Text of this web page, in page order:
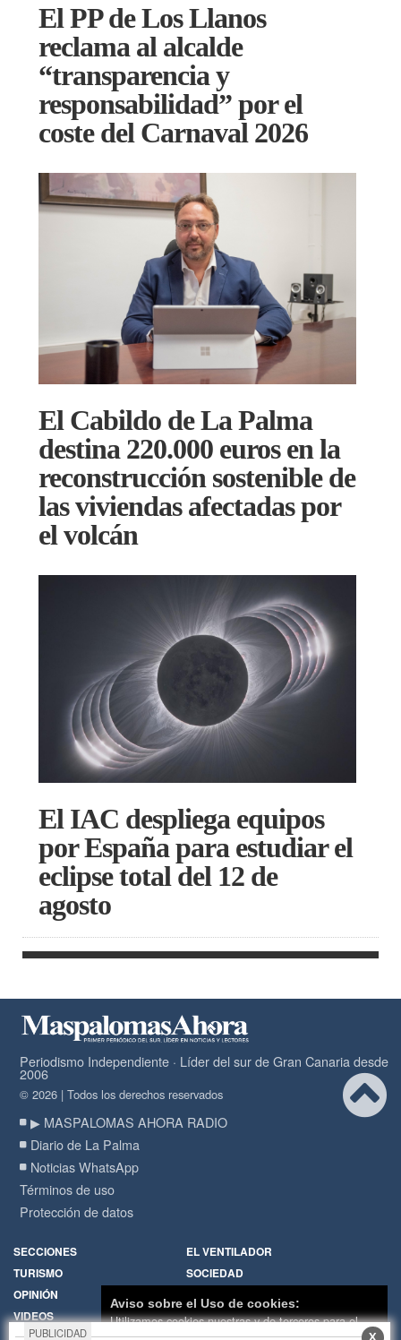
El PP de Los Llanos
reclama al alcalde
“transparencia y
responsabilidad” por el
coste del Carnaval 2026
El Cabildo de La Palma
destina 220.000 euros en la
reconstrucción sostenible de
las viviendas afectadas por
el volcán
El IAC despliega equipos
por España para estudiar el
eclipse total del 12 de
agosto
Periodismo Independiente · Líder del sur de Gran Canaria desde
2006
© 2026 | Todos los derechos reservados
▶ MASPALOMAS AHORA RADIO
Diario de La Palma
Noticias WhatsApp
Términos de uso
Protección de datos
SECCIONES
EL VENTILADOR
TURISMO
SOCIEDAD
OPINIÓN
VIDEOS
RADIO
PUBLICIDAD X
Aviso sobre el Uso de cookies:
Utilizamos cookies nuestras y de terceros para el